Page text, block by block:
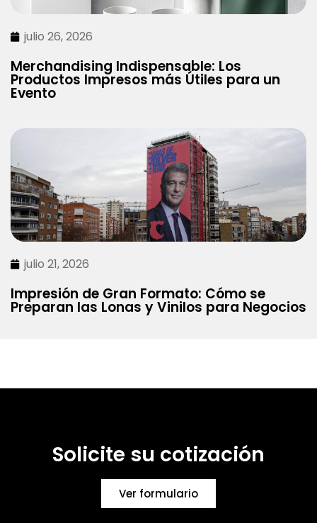
julio 26, 2026
Merchandising Indispensable: Los
Productos Impresos más Útiles para un
Evento
julio 21, 2026
Impresión de Gran Formato: Cómo se
Preparan las Lonas y Vinilos para Negocios
Solicite su cotización
Ver formulario